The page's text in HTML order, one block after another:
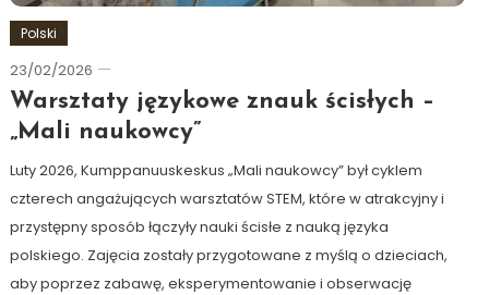
Polski
23/02/2026
Ewa
Hildén
Warsztaty językowe znauk ścisłych –
„Mali naukowcy”
Luty 2026, Kumppanuuskeskus „Mali naukowcy” był cyklem
czterech angażujących warsztatów STEM, które w atrakcyjny i
przystępny sposób łączyły nauki ścisłe z nauką języka
polskiego. Zajęcia zostały przygotowane z myślą o dzieciach,
aby poprzez zabawę, eksperymentowanie i obserwację